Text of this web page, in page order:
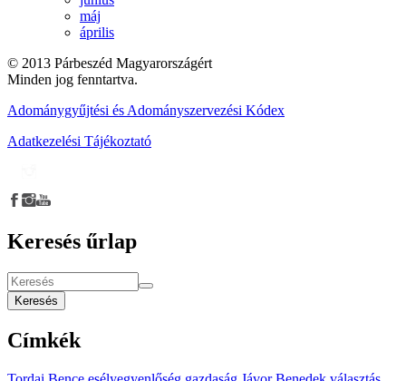
máj
április
© 2013 Párbeszéd Magyarországért
Minden jog fenntartva.
Adománygyűjtési és Adományszervezési Kódex
Adatkezelési Tájékoztató
Keresés űrlap
Keresés
Címkék